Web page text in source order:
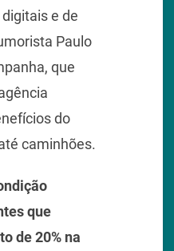
e de
Paulo
que
do
caminhões.
que
de 20% na